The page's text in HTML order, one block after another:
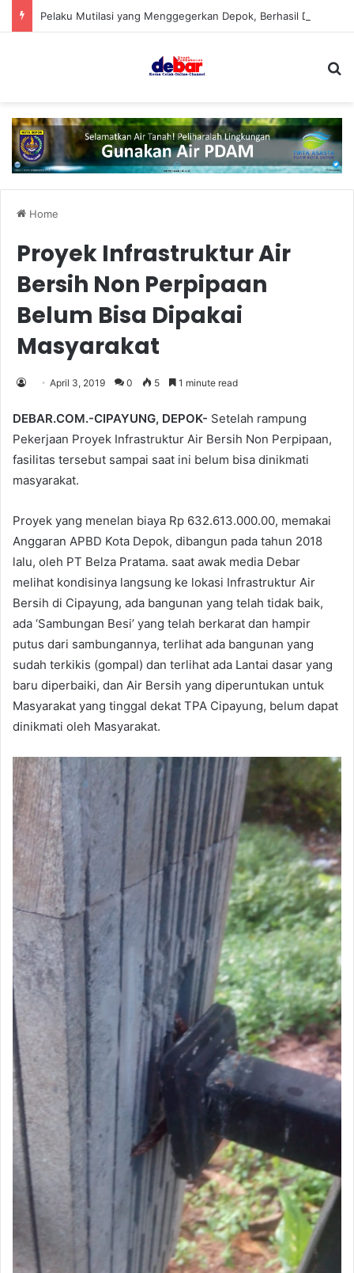
Home
Proyek Infrastruktur Air
Bersih Non Perpipaan
Belum Bisa Dipakai
Masyarakat
April 3, 2019 0 5 1 minute read
DEBAR.COM.-CIPAYUNG, DEPOK- Setelah rampung
Pekerjaan Proyek Infrastruktur Air Bersih Non Perpipaan,
fasilitas tersebut sampai saat ini belum bisa dinikmati
masyarakat.
Proyek yang menelan biaya Rp 632.613.000.00, memakai
Anggaran APBD Kota Depok, dibangun pada tahun 2018
lalu, oleh PT Belza Pratama. saat awak media Debar
melihat kondisinya langsung ke lokasi Infrastruktur Air
Bersih di Cipayung, ada bangunan yang telah tidak baik,
ada ‘Sambungan Besi’ yang telah berkarat dan hampir
putus dari sambungannya, terlihat ada bangunan yang
sudah terkikis (gompal) dan terlihat ada Lantai dasar yang
baru diperbaiki, dan Air Bersih yang diperuntukan untuk
Masyarakat yang tinggal dekat TPA Cipayung, belum dapat
dinikmati oleh Masyarakat.